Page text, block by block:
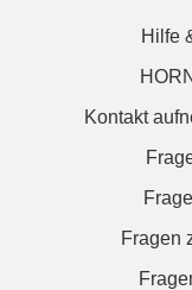
Hilfe
Kontakt
Fragen